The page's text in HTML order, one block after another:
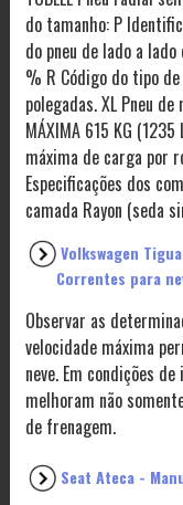
do tamanho: P
do pneu de lado a
% R Código do tipo
polegadas. XL Pneu
MÁXIMA 615 KG
máxima de carga por
Especificações dos
camada Rayon (seda
Volkswagen
Correntes para
Observar as
velocidade máxima
neve. Em condições
melhoram não
de frenagem.
Seat Ateca -